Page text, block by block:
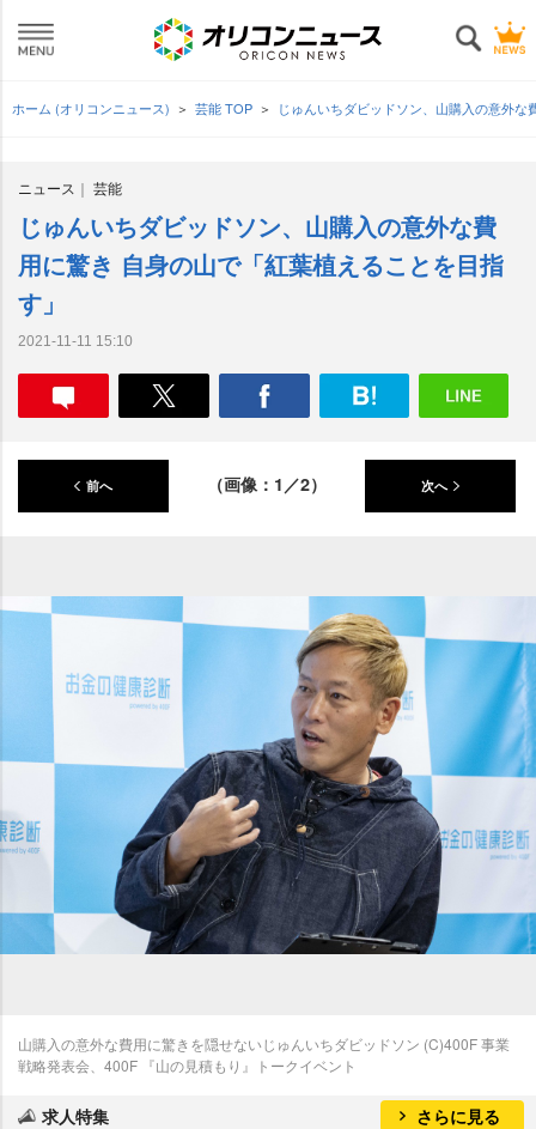
ホーム (オリコンニュース) 芸能 TOP じゅんいちダビッドソン、山購入の意外
ニュース 芸能
じゅんいちダビッドソン、山購入の意外な費
用に驚き 自身の山で「紅葉植えることを目指
す」
2021-11-11 15:10
前へ （画像：1／2） 次へ
山購入の意外な費用に驚きを隠せないじゅんいちダビッドソン (C)400F 事業
戦略発表会、400F 『山の見積もり』トークイベント
求人特集 さらに見る